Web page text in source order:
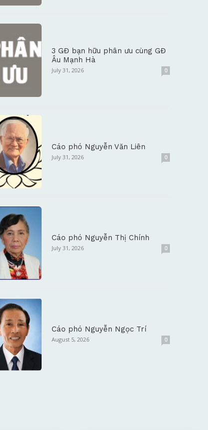
3 GĐ bạn hữu phân ưu cùng GĐ
Âu Mạnh Hà
July 31, 2026 0
Cáo phó Nguyễn Văn Liên
July 31, 2026 0
Cáo phó Nguyễn Thị Chính
July 31, 2026 0
Cáo phó Nguyễn Ngọc Trí
August 5, 2026 0